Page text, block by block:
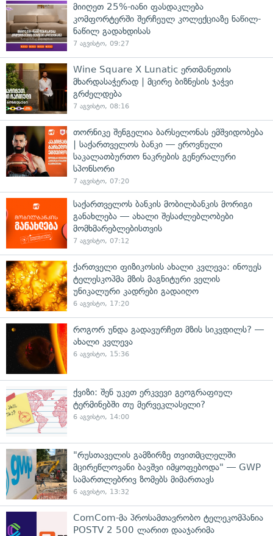
მიიღეთ 25%-იანი ფასდაკლება
კომფორტერში შერჩეულ კოლექციაზე ნაწილ-
ნაწილ გადახდისას
7 აგვისტო, 09:27
Wine Square X Lunatic ერთმანეთის
მხარდასაჭერად | მცირე ბიზნესის ჯაჭვი
გრძელდება
7 აგვისტო, 08:16
თორნიკე შენგელია ბარსელონას ემშვიდობება
| საქართველოს ბანკი — ეროვნული
საკალათბურთო ნაკრების გენერალური
სპონსორი
7 აგვისტო, 07:20
საქართველოს ბანკის მობილბანკის მორიგი
განახლება — ახალი შესაძლებლობები
მომხმარებლებისთვის
7 აგვისტო, 07:12
ქართველი ფიზიკოსის ახალი კვლევა: ინოუეს
ტელესკოპმა მზის მაგნიტური ველის
უნიკალური კადრები გადაიღო
6 აგვისტო, 17:20
როგორ უნდა გადავურჩეთ მზის სიკვდილს? —
ახალი კვლევა
6 აგვისტო, 15:36
ქვიზი: შენ უკეთ ერკვევი გეოგრაფიულ
ტერმინებში თუ მერვეკლასელი?
6 აგვისტო, 14:00
"რუსთაველის გამზირზე თვითმცლელში
მცირეწლოვანი ბავშვი იმყოფებოდა" — GWP
სამართლებრივ ზომებს მიმართავს
6 აგვისტო, 13:32
ComCom-მა პროსამთავრობო ტელეკომპანია
POSTV 2 500 ლარით დააჯარიმა